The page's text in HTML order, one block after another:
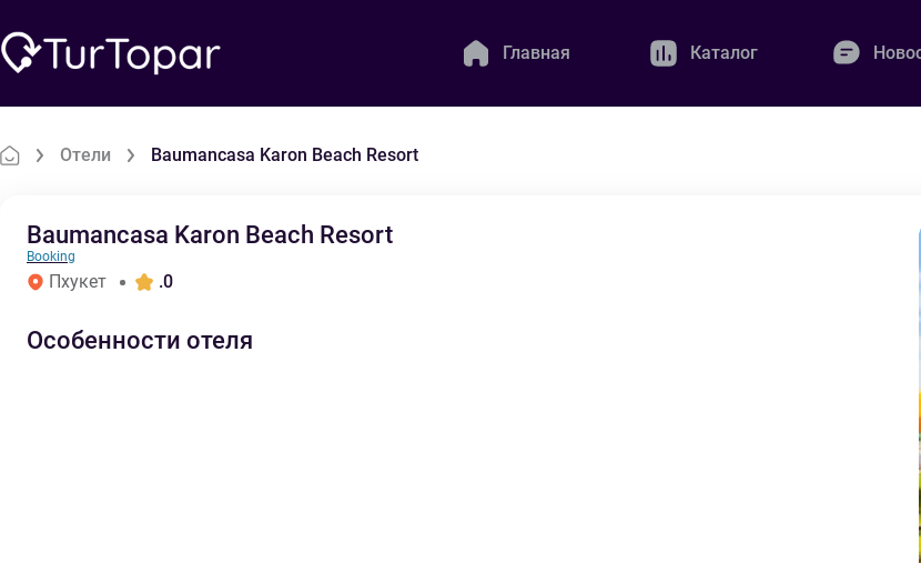
Главная Каталог
Отели Baumancasa Karon Beach Resort
Baumancasa Karon Beach Resort
Booking
Пхукет .0
Особенности отеля